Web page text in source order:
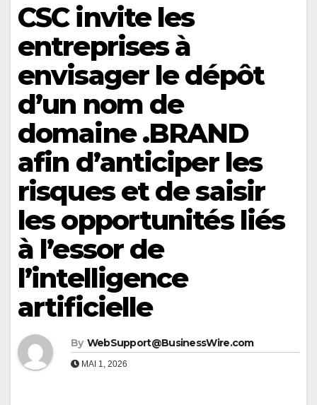
CSC invite les
entreprises à
envisager le dépôt
d’un nom de
domaine .BRAND
afin d’anticiper les
risques et de saisir
les opportunités liés
à l’essor de
l’intelligence
artificielle
By WebSupport@BusinessWire.com
MAI 1, 2026